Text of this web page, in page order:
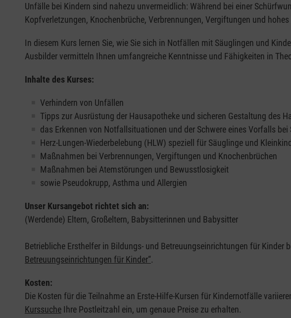
Unfälle bei Kindern sind nahezu unvermeidlich: Während bei einer
Kopfverletzungen, Knochenbrüche, Verbrennungen, Vergiftungen und
In diesem Kurs lernen Sie, wie Sie sich in Notfällen mit Säuglingen und
Ausbilder vermitteln Ihnen umfangreiche Kenntnisse und Fähigkeiten in
Inhalte des Kurses:
Verhindern von Unfällen
Tipps zur Ausrüstung der Hausapotheke und sicheren Gestaltung des
das Erkennen von Notfallsituationen und der Schwere eines Vorfalls
Herz-Lungen-Wiederbelebung (HLW) speziell für Säuglinge und
Maßnahmen bei Verbrennungen, Vergiftungen und Knochenbrüchen
Maßnahmen bei Atemstörungen und Bewusstlosigkeit
sowie Pseudokrupp, Asthma und Allergien
Unser Kursangebot richtet sich an:
(Werdende) Eltern, Großeltern, Babysitterinnen und Babysitter
Betriebliche Ersthelfer in Bildungs- und Betreuungseinrichtungen für Kinder
Betreuungseinrichtungen für Kinder“.
Kosten:
Die Kosten für die Teilnahme an Erste-Hilfe-Kursen für Kindernotfälle
Kurssuche Ihre Postleitzahl ein, um genaue Preise zu erhalten.